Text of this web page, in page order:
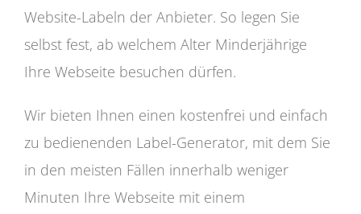
Website-Labeln der Anbieter. So legen Sie
selbst fest, ab welchem Alter Minderjährige
Ihre Webseite besuchen dürfen.
Wir bieten Ihnen einen kostenfrei und einfach
zu bedienenden Label-Generator, mit dem Sie
in den meisten Fällen innerhalb weniger
Minuten Ihre Webseite mit einem